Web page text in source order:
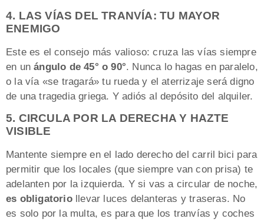
4. LAS VÍAS DEL TRANVÍA: TU MAYOR
ENEMIGO
Este es el consejo más valioso: cruza las vías siempre
en unángulo de 45° o 90°. Nunca lo hagas en paralelo,
o la vía «se tragará» tu rueda y el aterrizaje será digno
de una tragedia griega. Y adiós al depósito del alquiler.
5. CIRCULA POR LA DERECHA Y HAZTE
VISIBLE
Mantente siempre en el lado derecho del carril bici para
permitir que los locales (que siempre van con prisa) te
adelanten por la izquierda. Y si vas a circular de noche,
es obligatoriollevar luces delanteras y traseras. No
es solo por la multa, es para que los tranvías y coches